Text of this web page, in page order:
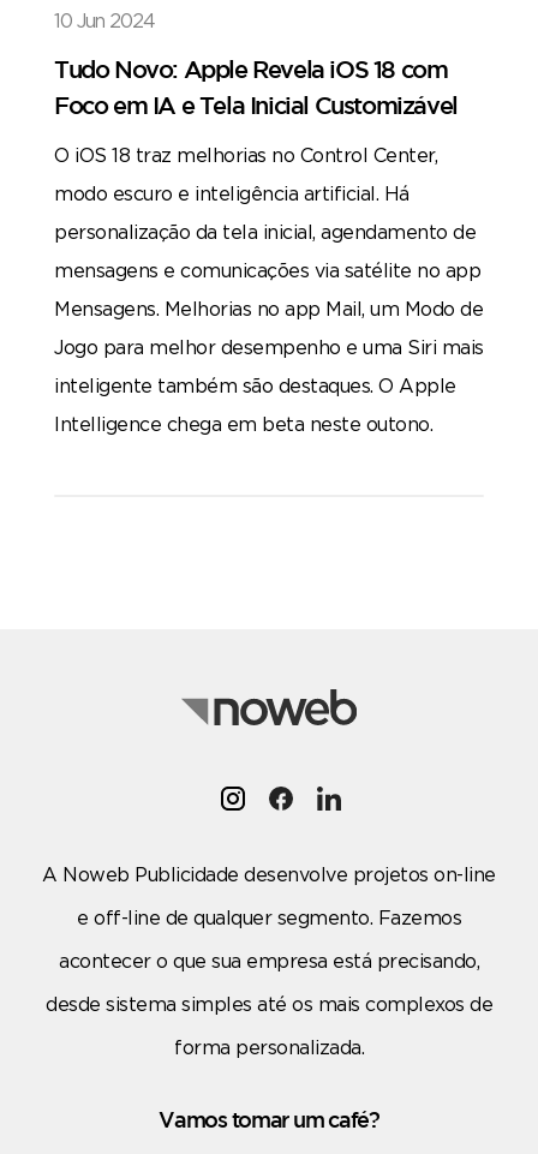
10 Jun 2024
Tudo Novo: Apple Revela iOS 18 com
Foco em IA e Tela Inicial Customizável
O iOS 18 traz melhorias no Control Center,
modo escuro e inteligência artificial. Há
personalização da tela inicial, agendamento de
mensagens e comunicações via satélite no app
Mensagens. Melhorias no app Mail, um Modo de
Jogo para melhor desempenho e uma Siri mais
inteligente também são destaques. O Apple
Intelligence chega em beta neste outono.
A Noweb Publicidade desenvolve projetos on-line
e off-line de qualquer segmento. Fazemos
acontecer o que sua empresa está precisando,
desde sistema simples até os mais complexos de
forma personalizada.
Vamos tomar um café?